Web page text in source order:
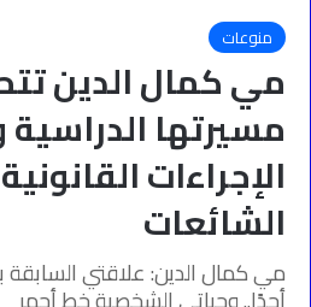
منوعات
مي كمال الدين
مسيرتها الدراسية
الإجراءات
الشائعات
مي كمال الدين: علاقتي